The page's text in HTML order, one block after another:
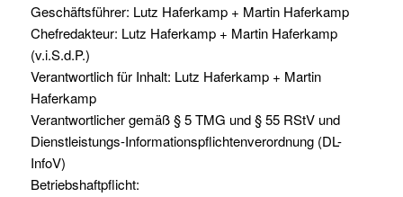
Geschäftsführer: Lutz Haferkamp + Martin Haferkamp
Chefredakteur: Lutz Haferkamp + Martin Haferkamp
(v.i.S.d.P.)
Verantwortlich für Inhalt: Lutz Haferkamp + Martin
Haferkamp
Verantwortlicher gemäß § 5 TMG und § 55 RStV und
Dienstleistungs-Informationspflichtenverordnung (DL-
InfoV)
Betriebshaftpflicht: